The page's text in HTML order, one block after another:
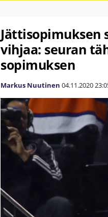
Jättisopimuksen
vihjaa: seuran
sopimuksen
Markus Nuutinen 04.11.2020